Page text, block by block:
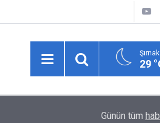
Şırnak
29
HATSU,Günün tüm